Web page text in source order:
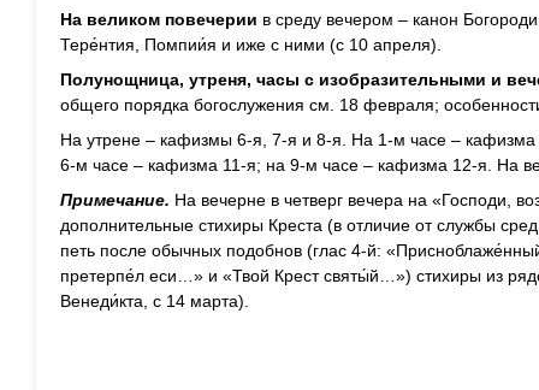
На великом повечерии в среду вечером – канон
Тере́нтия, Помпии́я и иже с ними (с 10 апреля).
Полунощница, утреня, часы с изобразительными и
общего порядка богослужения см. 18 февраля;
На утрене – кафизмы 6-я, 7-я и 8-я. На 1-м часе –
6-м часе – кафизма 11-я; на 9-м часе – кафизма 12-я. На
Примечание. На вечерне в четверг вечера на «Господи,
дополнительные стихиры Креста (в отличие от службы
петь после обычных подобнов (глас 4-й:
претерпе́л еси…» и «Твой Крест святы́й…») стихиры из
Венеди́кта, с 14 марта).